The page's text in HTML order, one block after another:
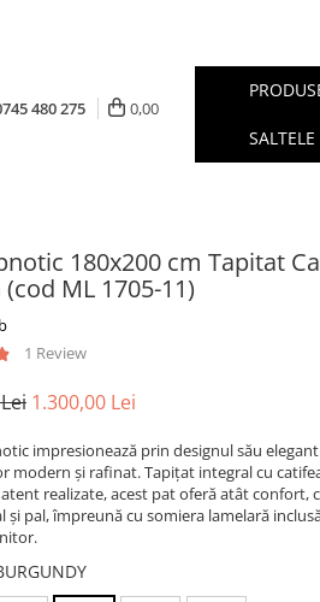
480 275 0,00
SALTELE
180x200 cm Tapitat
ML 1705-11)
1 Review
1.300,00 Lei
impresionează prin designul său
modern și rafinat. Tapițat integral cu
realizate, acest pat oferă atât confort,
și pal, împreună cu somiera lamelară